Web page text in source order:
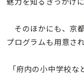
そのほかにも、京
プログラムも用意さ
「府内の小中学校